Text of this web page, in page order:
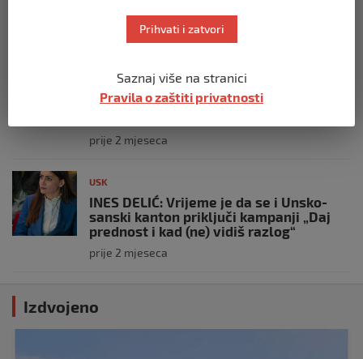
prije 1 mjesec
OBILJEŽENE 34 GODINE OD PROGONA
MJEŠTANA I 31 GODINA OD
prije 2 mjeseca
USK
INES DELIĆ: Vrijeme je da se i Unsko-
sanski kanton priključi kampanji „Daj
prednost i kad (ne) vidiš razlog“
prije 2 mjeseca
Izdvojeno
Prihvati i zatvori
Saznaj više na stranici
Pravila o zaštiti privatnosti